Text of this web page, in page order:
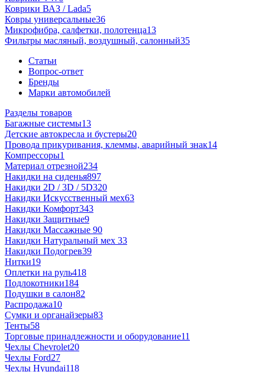
Коврики ВАЗ / Lada5
Ковры универсальные36
Микрофибра, салфетки, полотенца13
Фильтры масляный, воздушный, салонный35
Статьи
Вопрос-ответ
Бренды
Марки автомобилей
Разделы товаров
Багажные системы13
Детские автокресла и бустеры20
Провода прикуривания, клеммы, аварийный знак14
Компрессоры1
Материал отрезной234
Накидки на сиденья897
Накидки 2D / 3D / 5D320
Накидки Искусственный мех63
Накидки Комфорт343
Накидки Защитные9
Накидки Массажные 90
Накидки Натуральный мех 33
Накидки Подогрев39
Нитки19
Оплетки на руль418
Подлокотники184
Подушки в салон82
Распродажа10
Сумки и органайзеры83
Тенты58
Торговые принадлежности и оборудование11
Чехлы Chevrolet20
Чехлы Ford27
Чехлы Hyundai118